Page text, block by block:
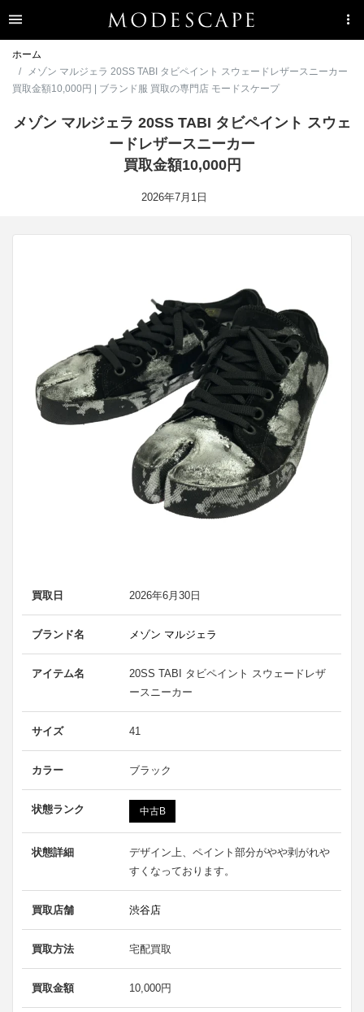
ホーム
メゾン マルジェラ 20SS TABI タビペイント スウェードレザースニーカー
買取金額10,000円 | ブランド服 買取の専門店 モードスケープ
メゾン マルジェラ 20SS TABI タビペイント スウェ
ードレザースニーカー
買取金額10,000円
2026年7月1日
買取日 2026年6月30日
ブランド名 メゾン マルジェラ
アイテム名
20SS TABI タビペイント スウェードレザ
ースニーカー
サイズ 41
カラー ブラック
状態ランク 中古B
状態詳細
デザイン上、ペイント部分がやや剥がれや
すくなっております。
買取店舗 渋谷店
買取方法 宅配買取
買取金額 10,000円